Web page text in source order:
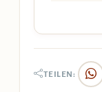
TEILEN: